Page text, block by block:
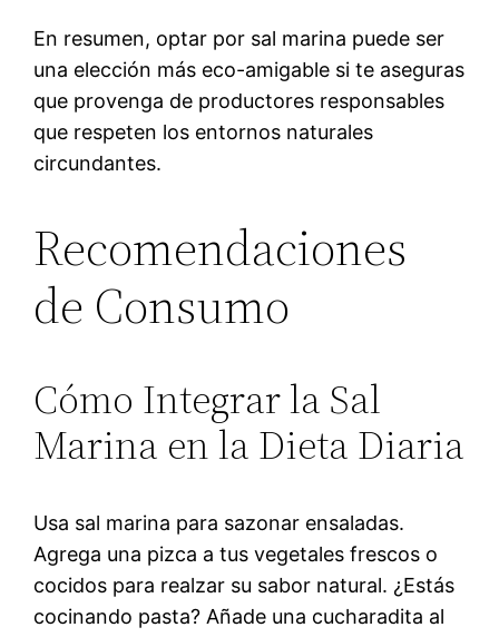
En resumen, optar por sal marina puede ser
una elección más eco-amigable si te aseguras
que provenga de productores responsables
que respeten los entornos naturales
circundantes.
Recomendaciones
de Consumo
Cómo Integrar la Sal
Marina en la Dieta Diaria
Usa sal marina para sazonar ensaladas.
Agrega una pizca a tus vegetales frescos o
cocidos para realzar su sabor natural. ¿Estás
cocinando pasta? Añade una cucharadita al